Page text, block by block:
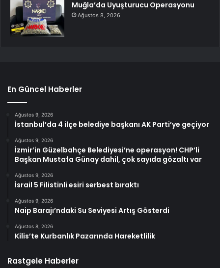
Muğla’da Uyuşturucu Operasyonu
Ağustos 8, 2026
En Güncel Haberler
Ağustos 9, 2026
İstanbul’da 4 ilçe belediye başkanı AK Parti’ye geçiyor
Ağustos 9, 2026
İzmir’in Güzelbahçe Belediyesi’ne operasyon! CHP’li
Başkan Mustafa Günay dahil, çok sayıda gözaltı var
Ağustos 9, 2026
İsrail 5 Filistinli esiri serbest bıraktı
Ağustos 9, 2026
Naip Barajı’ndaki Su Seviyesi Artış Gösterdi
Ağustos 8, 2026
Kilis’te Kurbanlık Pazarında Hareketlilik
Rastgele Haberler